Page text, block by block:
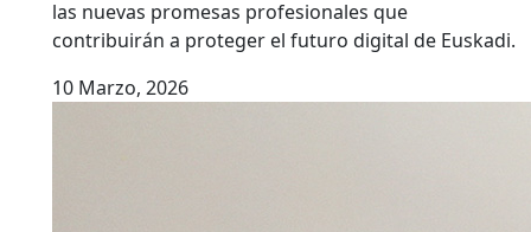
las nuevas promesas profesionales que
contribuirán a proteger el futuro digital de Euskadi.
10 Marzo, 2026